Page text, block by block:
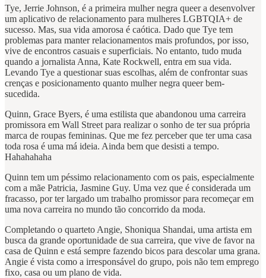
Tye, Jerrie Johnson, é a primeira mulher negra queer a desenvolver
um aplicativo de relacionamento para mulheres LGBTQIA+ de
sucesso. Mas, sua vida amorosa é caótica. Dado que Tye tem
problemas para manter relacionamentos mais profundos, por isso,
vive de encontros casuais e superficiais. No entanto, tudo muda
quando a jornalista Anna, Kate Rockwell, entra em sua vida.
Levando Tye a questionar suas escolhas, além de confrontar suas
crenças e posicionamento quanto mulher negra queer bem-
sucedida.
Quinn, Grace Byers, é uma estilista que abandonou uma carreira
promissora em Wall Street para realizar o sonho de ter sua própria
marca de roupas femininas. Que me fez perceber que ter uma casa
toda rosa é uma má ideia. Ainda bem que desisti a tempo.
Hahahahaha
Quinn tem um péssimo relacionamento com os pais, especialmente
com a mãe Patricia, Jasmine Guy. Uma vez que é considerada um
fracasso, por ter largado um trabalho promissor para recomeçar em
uma nova carreira no mundo tão concorrido da moda.
Completando o quarteto Angie, Shoniqua Shandai, uma artista em
busca da grande oportunidade de sua carreira, que vive de favor na
casa de Quinn e está sempre fazendo bicos para descolar uma grana.
Angie é vista como a irresponsável do grupo, pois não tem emprego
fixo, casa ou um plano de vida.